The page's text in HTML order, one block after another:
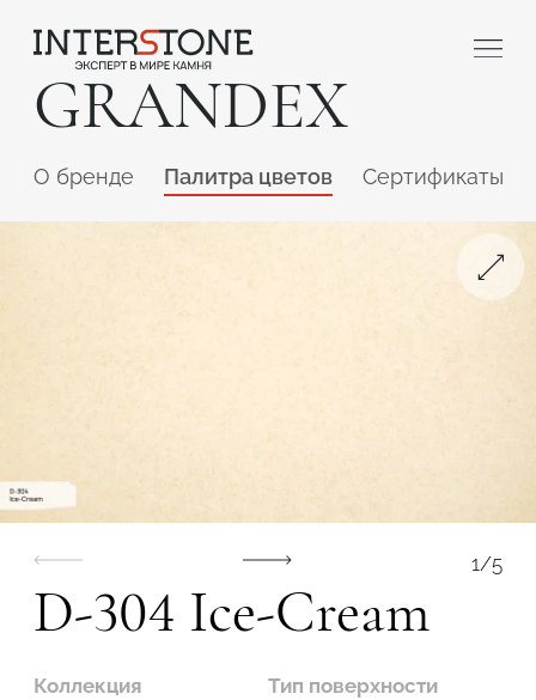
GRANDEX
O бренде Палитра цветов Сертификаты
1/5
D-304 Ice-Cream
Коллекция Тип поверхности